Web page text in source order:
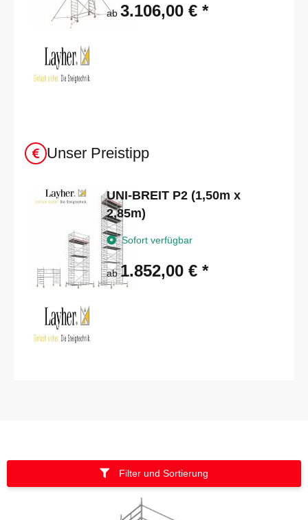
ab3.106,00 €*
Unser Preistipp
UNI-BREIT P2 (1,50m x
2,85m)
Sofort verfügbar
ab1.852,00 €*
Filter und Sortierung